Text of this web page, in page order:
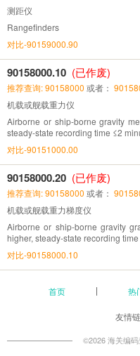
测距仪
Rangefinders
对比-90159000.90
90158000.10 (已作废)
推荐查询: 90158000 或者：
机载或舰载重力仪
Airborne or ship-borne gravity
steady-state recording time ≤2
对比-90151000.00
90158000.20 (已作废)
推荐查询: 90158000 或者：
机载或舰载重力梯度仪
Airborne or ship-borne gravity
higher, steady-state recording
对比-90158000.10
首页 热
友情
©2026 海关编码